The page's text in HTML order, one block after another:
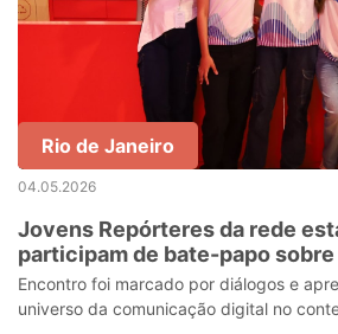
Rio de Janeiro
04.05.2026
Jovens Repórteres da rede
participam de bate-papo
tecnológico no Instituto Coca-
Encontro foi marcado por diálogos e
universo da comunicação digital no